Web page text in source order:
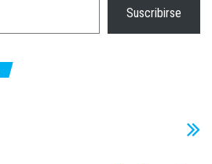
Suscribirse